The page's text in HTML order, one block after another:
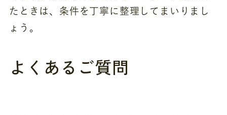
たときは、条件を丁寧に整理してまいりまし
ょう。
よくあるご質問